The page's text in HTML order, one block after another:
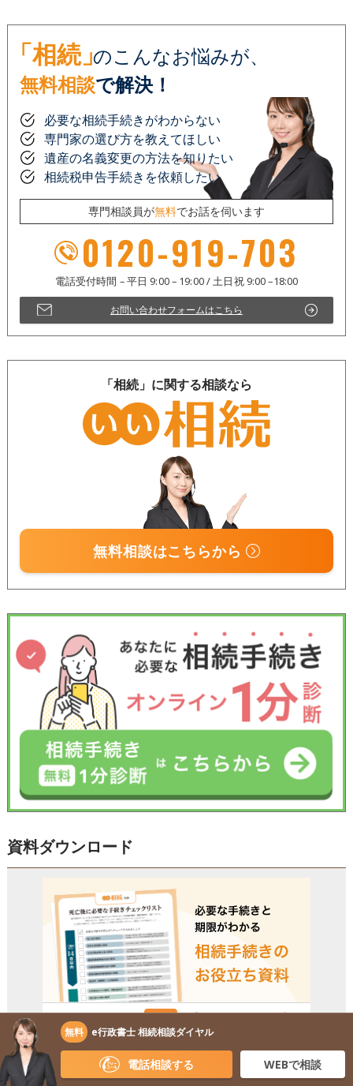
「相続」のこんなお悩みが、
無料相談で解決！
必要な相続手続きがわからない
専門家の選び方を教えてほしい
遺産の名義変更の方法を知りたい
相続税申告手続きを依頼したい
専門相談員が無料でお話を伺います
0120-919-703
お問い合わせフォームはこちら
「相続」に関する相談なら
無料相談はこちらから
資料ダウンロード
無料 e行政書士 相続相談ダイヤル
電話相談する WEBで相談